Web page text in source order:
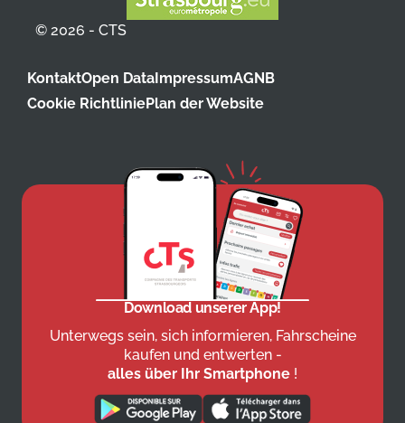
© 2026 - CTS
KontaktOpen DataImpressumAGNB
Cookie RichtliniePlan der Website
Download unserer App!
Unterwegs sein, sich informieren, Fahrscheine
kaufen und entwerten -
alles über Ihr Smartphone !